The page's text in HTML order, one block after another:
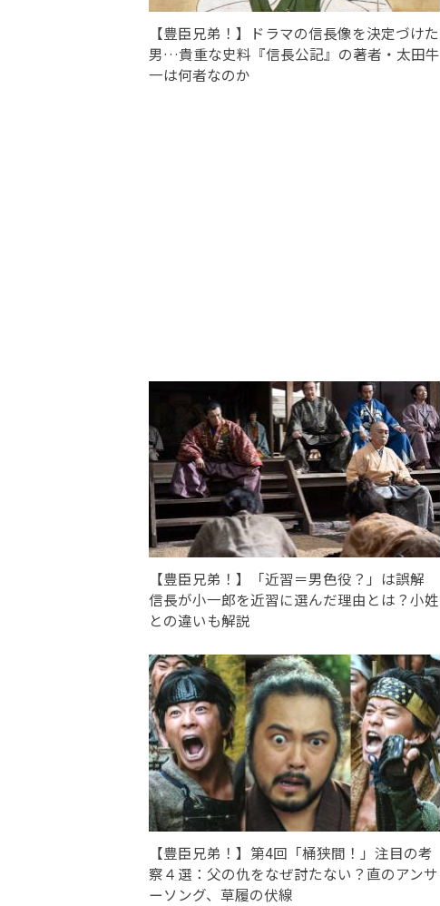
【豊臣兄弟！】ドラマの信長像を決定づけた
男…貴重な史料『信長公記』の著者・太田牛
一は何者なのか
【豊臣兄弟！】「近習＝男色役？」は誤解
信長が小一郎を近習に選んだ理由とは？小姓
との違いも解説
【豊臣兄弟！】第4回「桶狭間！」注目の考
察４選：父の仇をなぜ討たない？直のアンサ
ーソング、草履の伏線